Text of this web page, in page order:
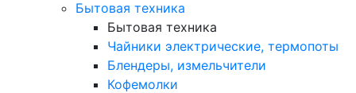
Бытовая техника
Бытовая техника
Чайники электрические, термопоты
Блендеры, измельчители
Кофемолки